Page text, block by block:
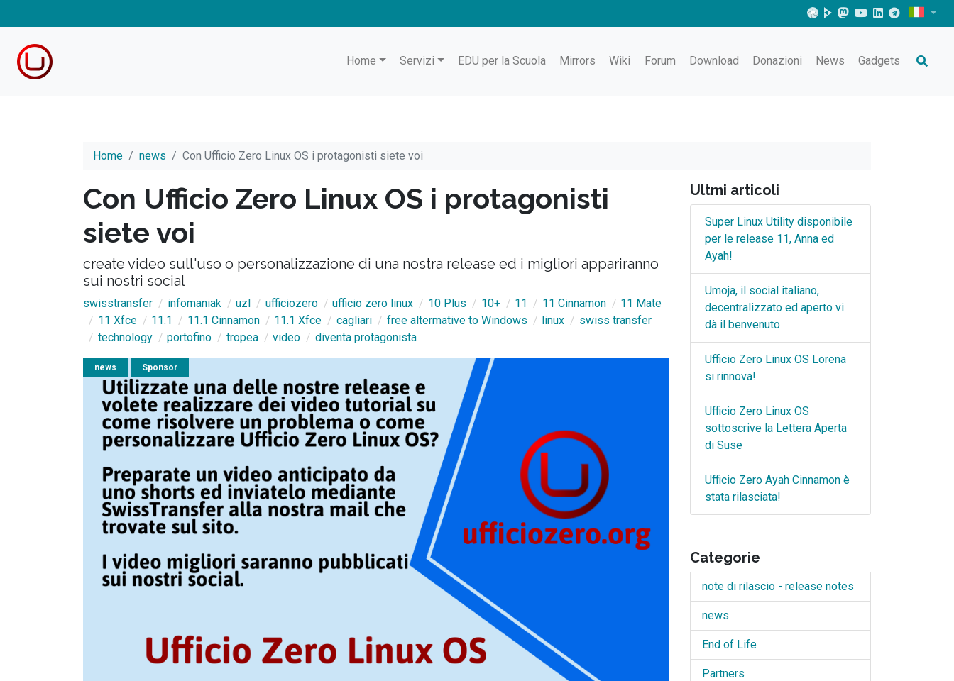
Home Servizi EDU per la Scuola Mirrors Wiki Forum Download Donazioni News Gadgets
Home news Con Ufficio Zero Linux OS i protagonisti siete voi
Con Ufficio Zero Linux OS i protagonisti
siete voi
create video sull'uso o personalizzazione di una nostra release ed i migliori appariranno
sui nostri social
swisstransfer infomaniak uzl ufficiozero ufficio zero linux 10 Plus 10+ 11 11 Cinnamon
11 Mate
11 Xfce
11.1 11.1 Cinnamon 11.1 Xfce cagliari free altermative to Windows linux
swiss transfer
technology
portofino tropea video diventa protagonista
news Sponsor
Ultmi articoli
Super Linux Utility disponibile
per le release 11, Anna ed
Ayah!
Umoja, il social italiano,
decentralizzato ed aperto vi
dà il benvenuto
Ufficio Zero Linux OS Lorena
si rinnova!
Ufficio Zero Linux OS
sottoscrive la Lettera Aperta
di Suse
Ufficio Zero Ayah Cinnamon è
stata rilasciata!
Categorie
note di rilascio - release notes
news
End of Life
Partners